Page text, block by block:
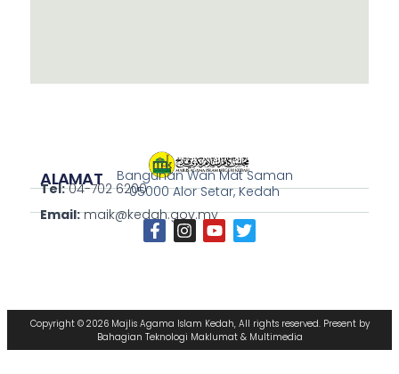
ALAMAT
Bangunan Wan Mat Saman
05000 Alor Setar, Kedah
Tel:04-702 6200
Email:maik@kedah.gov.my
Copyright © 2026 Majlis Agama Islam Kedah, All rights reserved. Present by
Bahagian Teknologi Maklumat & Multimedia